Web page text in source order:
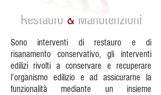
Restauro & Manutenzioni
Sono interventi di restauro e di
risanamento conservativo, gli interventi
edilizi rivolti a conservare e recuperare
l’organismo edilizio e ad assicurarne la
funzionalità mediante un insieme